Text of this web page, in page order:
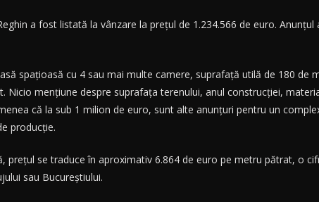
a fost listată la vânzare la prețul de 1.234.566 de euro.
spațioasă cu 4 sau mai multe camere, suprafață utilă de 180
Nicio mențiune despre suprafața terenului, anul construcției,
că la sub 1 milion de euro, sunt alte anunțuri pentru un
producție.
prețul se traduce în aproximativ 6.864 de euro pe metru pătrat, o
sau Bucureștiului.